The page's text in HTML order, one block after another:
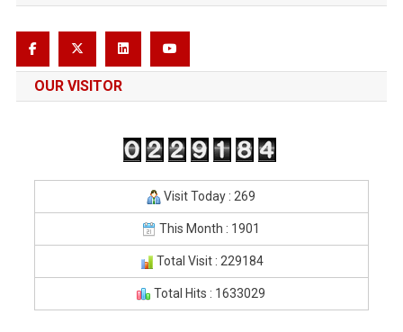
OUR VISITOR
Visit Today : 269
This Month : 1901
Total Visit : 229184
Total Hits : 1633029